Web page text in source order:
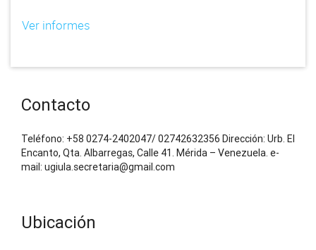
Ver informes
Contacto
Teléfono: +58 0274-2402047/ 02742632356 Dirección: Urb. El
Encanto, Qta. Albarregas, Calle 41. Mérida – Venezuela. e-
mail: ugiula.secretaria@gmail.com
Ubicación